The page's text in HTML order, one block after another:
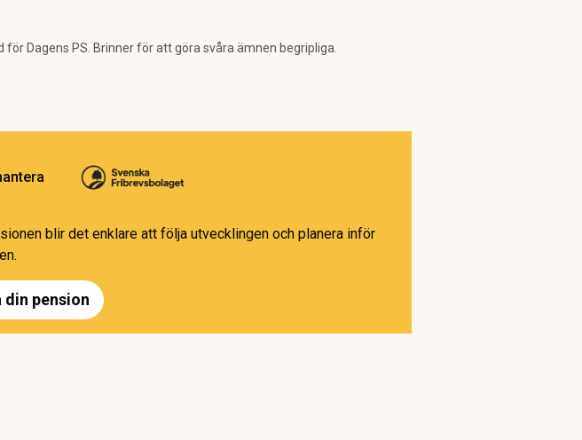
Dagens PS. Brinner för att göra svåra ämnen begripliga.
blir det enklare att följa utvecklingen och planera inför
din pension